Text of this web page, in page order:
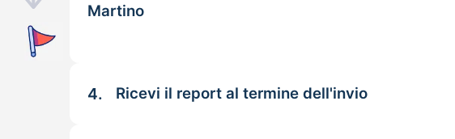
Martino
4. Ricevi il report al termine dell'invio